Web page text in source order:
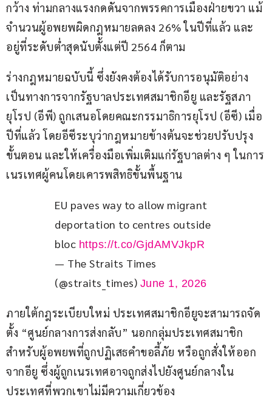
กว้าง ท่ามกลางแรงกดดันจากพรรคการเมืองฝ่ายขวา แม้
จำนวนผู้อพยพผิดกฎหมายลดลง 26% ในปีที่แล้ว และ
อยู่ที่ระดับต่ำสุดนับตั้งแต่ปี 2564 ก็ตาม
ร่างกฎหมายฉบับนี้ ซึ่งยังคงต้องได้รับการอนุมัติอย่าง
เป็นทางการจากรัฐบาลประเทศสมาชิกอียู และรัฐสภา
ยุโรป (อีพี) ถูกเสนอโดยคณะกรรมาธิการยุโรป (อีซี) เมื่อ
ปีที่แล้ว โดยอีซีระบุว่ากฎหมายข้างต้นจะช่วยปรับปรุง
ขั้นตอน และให้เครื่องมือเพิ่มเติมแก่รัฐบาลต่าง ๆ ในการ
เนรเทศผู้คนโดยเคารพสิทธิขั้นพื้นฐาน
EU paves way to allow migrant
deportation to centres outside
bloc https://t.co/GjdAMVJkpR
— The Straits Times
(@straits_times) June 1, 2026
ภายใต้กฎระเบียบใหม่ ประเทศสมาชิกอียูจะสามารถจัด
ตั้ง “ศูนย์กลางการส่งกลับ” นอกกลุ่มประเทศสมาชิก
สำหรับผู้อพยพที่ถูกปฏิเสธคำขอลี้ภัย หรือถูกสั่งให้ออก
จากอียู ซึ่งผู้ถูกเนรเทศอาจถูกส่งไปยังศูนย์กลางใน
ประเทศที่พวกเขาไม่มีความเกี่ยวข้อง